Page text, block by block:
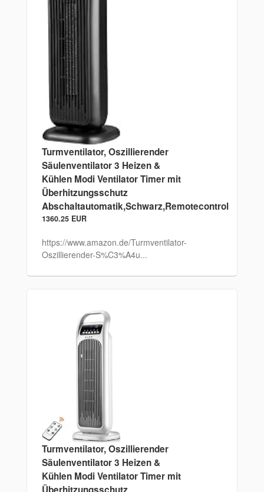
Turmventilator, Oszillierender
Säulenventilator 3 Heizen &
Kühlen Modi Ventilator Timer mit
Überhitzungsschutz
Abschaltautomatik,Schwarz,Remotecontrol
1360.25 EUR
https://www.amazon.de/Turmventilator-
Oszillierender-S%C3%A4u...
Turmventilator, Oszillierender
Säulenventilator 3 Heizen &
Kühlen Modi Ventilator Timer mit
Überhitzungsschutz